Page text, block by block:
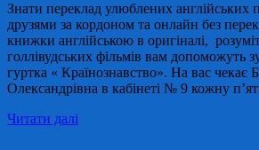
Знати переклад улюблених англійських
друзями за кордоном та онлайн без
книжки англійською в оригіналі,
голлівудських фільмів вам допоможуть
гуртка « Країнознавство». На вас чекає
Олександрівна в кабінеті № 9 кожну
Читати далі